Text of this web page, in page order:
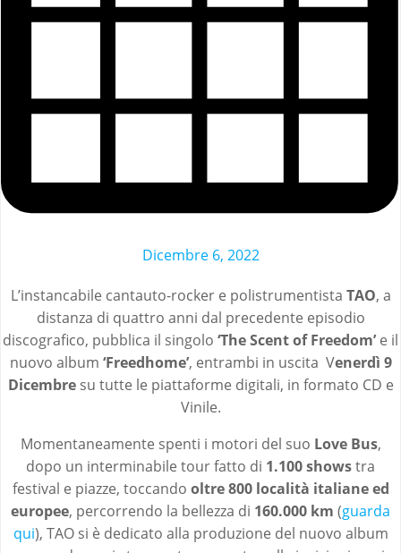
Dicembre 6, 2022
L’instancabile cantauto-rocker e polistrumentista TAO, a
distanza di quattro anni dal precedente episodio
discografico, pubblica il singolo ‘The Scent of Freedom’e il
nuovo album ‘Freedhome’, entrambi in uscita Venerdì 9
Dicembresu tutte le piattaforme digitali, in formato CD e
Vinile.
Momentaneamente spenti i motori del suo Love Bus,
dopo un interminabile tour fatto di 1.100 showstra
festival e piazze, toccando oltre 800 località italiane ed
europee, percorrendo la bellezza di 160.000 km (guarda
qui), TAO si è dedicato alla produzione del nuovo album